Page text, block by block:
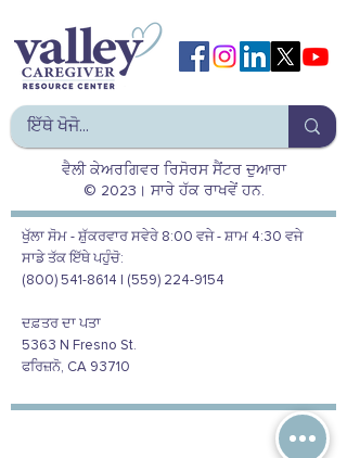
ਵੈਲੀ ਕੇਅਰਗਿਵਰ ਰਿਸੋਰਸ ਸੈਂਟਰ ਦੁਆਰਾ
© 2023। ਸਾਰੇ ਹੱਕ ਰਾਖਵੇਂ ਹਨ.
ਖੁੱਲਾ ਸੋਮ - ਸ਼ੁੱਕਰਵਾਰ ਸਵੇਰੇ 8:00 ਵਜੇ - ਸ਼ਾਮ 4:30 ਵਜੇ
ਸਾਡੇ ਤੱਕ ਇੱਥੇ ਪਹੁੰਚੋ:
(800) 541-8614 | (559) 224-9154
ਦਫ਼ਤਰ ਦਾ ਪਤਾ
5363 N Fresno St.
ਫਰਿਜ਼ਨੋ, CA 93710